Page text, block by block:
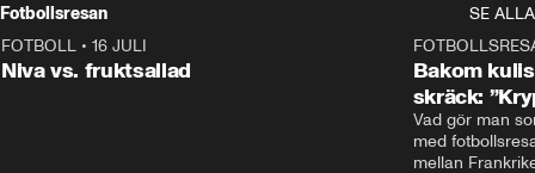
Fotbollsresan
SE ALLA
FOTBOLL • 16 JULI
Niva vs. fruktsallad
Bakom
skräck:
Vad gör man
med